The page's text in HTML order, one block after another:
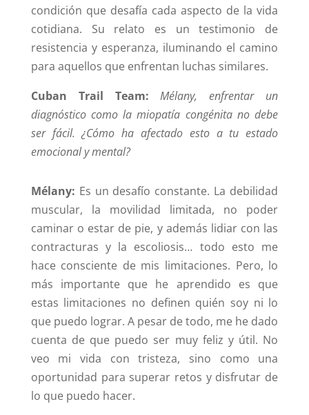
condición que desafía cada aspecto de la vida
cotidiana. Su relato es un testimonio de
resistencia y esperanza, iluminando el camino
para aquellos que enfrentan luchas similares.
Cuban Trail Team:
Mélany, enfrentar un
diagnóstico como la miopatía congénita no debe
ser fácil. ¿Cómo ha afectado esto a tu estado
emocional y mental?
Mélany: Es un desafío constante. La debilidad
muscular, la movilidad limitada, no poder
caminar o estar de pie, y además lidiar con las
contracturas y la escoliosis… todo esto me
hace consciente de mis limitaciones. Pero, lo
más importante que he aprendido es que
estas limitaciones no definen quién soy ni lo
que puedo lograr. A pesar de todo, me he dado
cuenta de que puedo ser muy feliz y útil. No
veo mi vida con tristeza, sino como una
oportunidad para superar retos y disfrutar de
lo que puedo hacer.